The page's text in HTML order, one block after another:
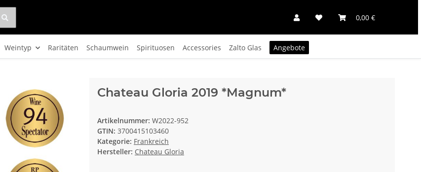
0,00 €
Weintyp Raritäten Schaumwein Spirituosen Accessories Zalto Glas Angebote
Chateau Gloria 2019 *Magnum*
Artikelnummer: W2022-952
GTIN: 3700415103460
Kategorie: Frankreich
Hersteller: Chateau Gloria